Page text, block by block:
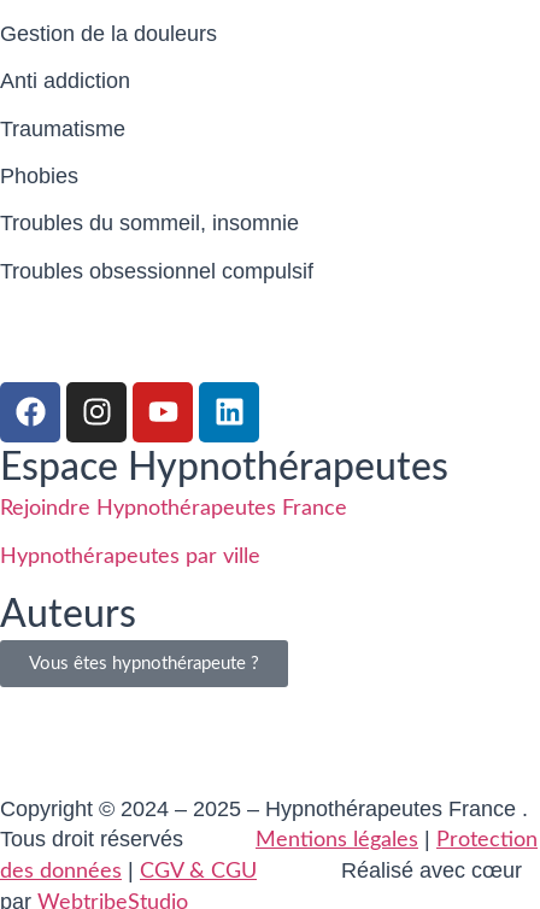
Gestion de la douleurs
Anti addiction
Traumatisme
Phobies
Troubles du sommeil, insomnie
Troubles obsessionnel compulsif
Espace Hypnothérapeutes
Rejoindre Hypnothérapeutes France
Hypnothérapeutes par ville
Auteurs
Vous êtes hypnothérapeute ?
Copyright © 2024 – 2025 – Hypnothérapeutes France .
Tous droit réservés
Mentions légales
Protection
des données
CGV & CGU
Réalisé avec cœur
par WebtribeStudio